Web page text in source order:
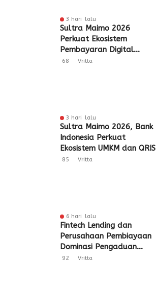
3 hari lalu
Sultra Maimo 2026
Perkuat Ekosistem
Pembayaran Digital
Berbasis QRIS
68 Vritta
3 hari lalu
Sultra Maimo 2026, Bank
Indonesia Perkuat
Ekosistem UMKM dan QRIS
85 Vritta
6 hari lalu
Fintech Lending dan
Perusahaan Pembiayaan
Dominasi Pengaduan
Konsumen di Sultra
92 Vritta